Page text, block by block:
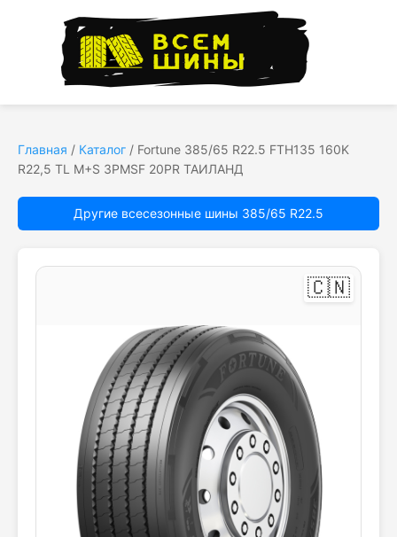
Главная / Каталог / Fortune 385/65 R22.5 FTH135 160K
R22,5 TL M+S 3PMSF 20PR ТАИЛАНД
Другие всесезонные шины 385/65 R22.5
🇨🇳